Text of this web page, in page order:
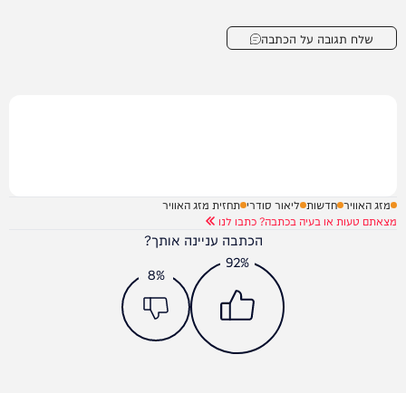
שלח תגובה על הכתבה
מזג האוויר חדשות ליאור סודרי תחזית מזג האוויר
מצאתם טעות או בעיה בכתבה? כתבו לנו
הכתבה עניינה אותך?
92%
8%